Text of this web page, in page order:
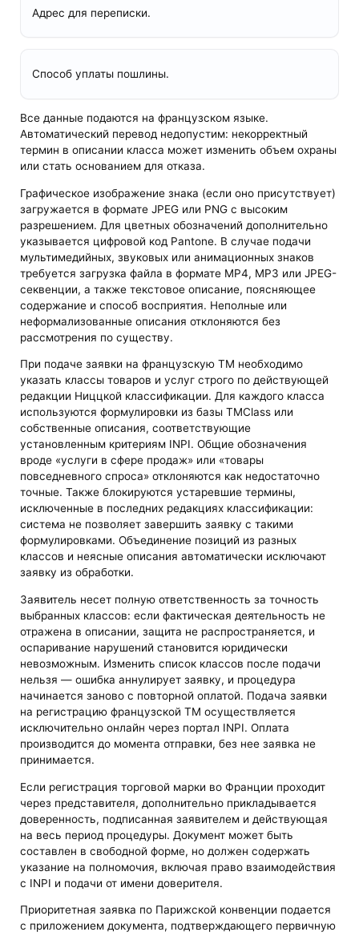
Адрес для переписки.
Способ уплаты пошлины.
Все данные подаются на французском языке.
Автоматический перевод недопустим: некорректный
термин в описании класса может изменить объем охраны
или стать основанием для отказа.
Графическое изображение знака (если оно присутствует)
загружается в формате JPEG или PNG с высоким
разрешением. Для цветных обозначений дополнительно
указывается цифровой код Pantone. В случае подачи
мультимедийных, звуковых или анимационных знаков
требуется загрузка файла в формате MP4, MP3 или JPEG-
секвенции, а также текстовое описание, поясняющее
содержание и способ восприятия. Неполные или
неформализованные описания отклоняются без
рассмотрения по существу.
При подаче заявки на французскую ТМ необходимо
указать классы товаров и услуг строго по действующей
редакции Ниццкой классификации. Для каждого класса
используются формулировки из базы TMClass или
собственные описания, соответствующие
установленным критериям INPI. Общие обозначения
вроде «услуги в сфере продаж» или «товары
повседневного спроса» отклоняются как недостаточно
точные. Также блокируются устаревшие термины,
исключенные в последних редакциях классификации:
система не позволяет завершить заявку с такими
формулировками. Объединение позиций из разных
классов и неясные описания автоматически исключают
заявку из обработки.
Заявитель несет полную ответственность за точность
выбранных классов: если фактическая деятельность не
отражена в описании, защита не распространяется, и
оспаривание нарушений становится юридически
невозможным. Изменить список классов после подачи
нельзя — ошибка аннулирует заявку, и процедура
начинается заново с повторной оплатой. Подача заявки
на регистрацию французской ТМ осуществляется
исключительно онлайн через портал INPI. Оплата
производится до момента отправки, без нее заявка не
принимается.
Если регистрация торговой марки во Франции проходит
через представителя, дополнительно прикладывается
доверенность, подписанная заявителем и действующая
на весь период процедуры. Документ может быть
составлен в свободной форме, но должен содержать
указание на полномочия, включая право взаимодействия
с INPI и подачи от имени доверителя.
Приоритетная заявка по Парижской конвенции подается
с приложением документа, подтверждающего первичную